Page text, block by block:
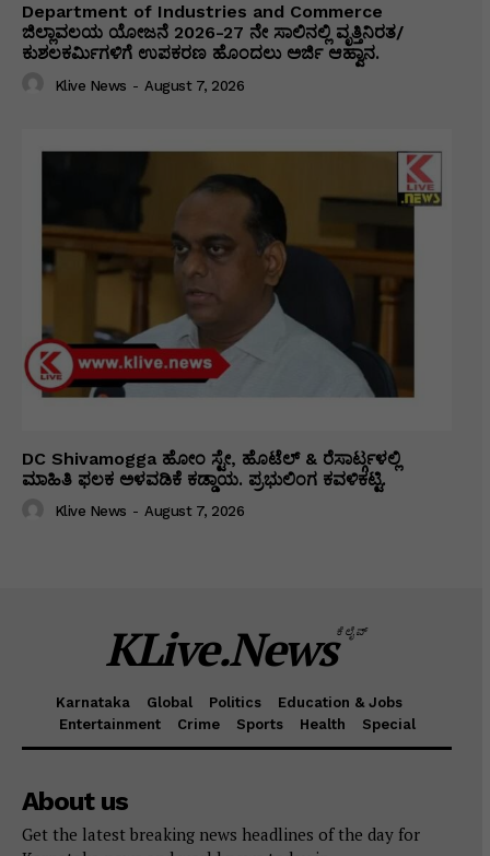
Department of Industries and Commerce
ಜಿಲ್ಲಾವಲಯ ಯೋಜನೆ 2026-27 ನೇ ಸಾಲಿನಲ್ಲಿ ವೃತ್ತಿನಿರತ/
ಕುಶಲಕರ್ಮಿಗಳಿಗೆ ಉಪಕರಣ ಹೊಂದಲು ಅರ್ಜಿ ಆಹ್ವಾನ.
Klive News - August 7, 2026
DC Shivamogga ಹೋಂ ಸ್ಟೇ, ಹೊಟೆಲ್ & ರೆಸಾರ್ಟ್ಗಳಲ್ಲಿ
ಮಾಹಿತಿ ಫಲಕ ಅಳವಡಿಕೆ ಕಡ್ಡಾಯ. ಪ್ರಭುಲಿಂಗ ಕವಳಿಕಟ್ಟಿ.
Klive News - August 7, 2026
KLive.Newsಕೆಲೈವ್
Karnataka Global Politics
Education & Jobs
Entertainment
Crime Sports Health Special
About us
Get the latest breaking news headlines of the day for